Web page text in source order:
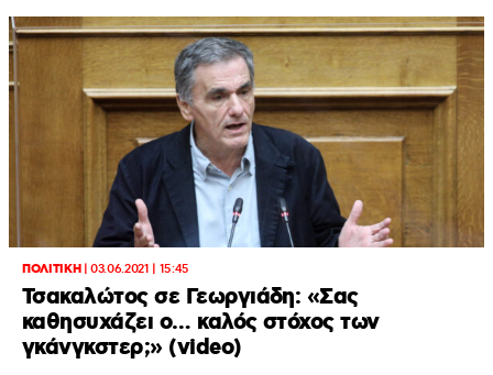
ΠΟΛΙΤΙΚΗ|03.06.2021 | 15:45
Τσακαλώτος σε Γεωργιάδη: «Σας
καθησυχάζει ο… καλός στόχος των
γκάνγκστερ;» (video)